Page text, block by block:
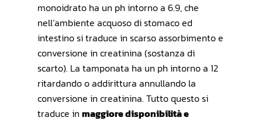
monoidrato ha un ph intorno a 6.9, che
nell’ambiente acquoso di stomaco ed
intestino si traduce in scarso assorbimento e
conversione in creatinina (sostanza di
scarto). La tamponata ha un ph intorno a 12
ritardando o addirittura annullando la
conversione in creatinina. Tutto questo si
traduce in maggiore disponibilità e